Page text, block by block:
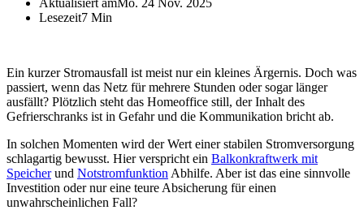
Lesezeit7 Min
Ein kurzer Stromausfall ist meist nur ein kleines Ärgernis. Doch was
passiert, wenn das Netz für mehrere Stunden oder sogar länger
ausfällt? Plötzlich steht das Homeoffice still, der Inhalt des
Gefrierschranks ist in Gefahr und die Kommunikation bricht ab.
In solchen Momenten wird der Wert einer stabilen Stromversorgung
schlagartig bewusst. Hier verspricht ein Balkonkraftwerk mit
Speicherund Notstromfunktion Abhilfe. Aber ist das eine sinnvolle
Investition oder nur eine teure Absicherung für einen
unwahrscheinlichen Fall?